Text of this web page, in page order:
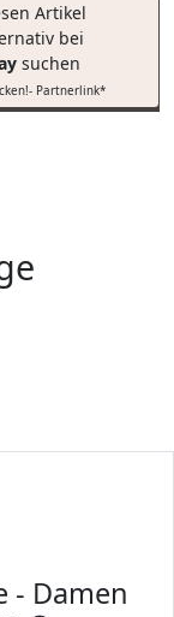
Artikel
bei
suchen
Partnerlink*
- Damen